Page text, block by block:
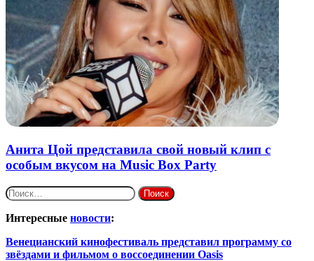
Анита Цой представила свой новый клип с
особым вкусом на Music Box Party
Найти:
Интересные новости:
Венецианский кинофестиваль представил программу со
звёздами и фильмом о воссоединении Oasis